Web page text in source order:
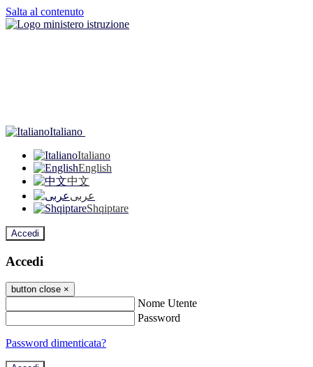
Salta al contenuto
Italiano
Italiano
English
中文
عربى
Shqiptare
Accedi
Accedi
button close ×
Nome Utente
Password
Password dimenticata?